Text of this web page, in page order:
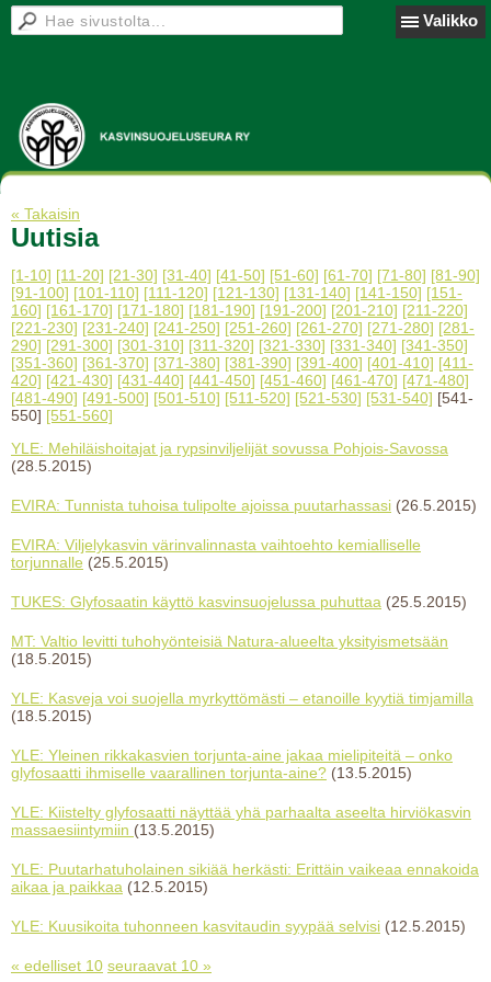
Valikko
« Takaisin
Uutisia
[1-10] [11-20] [21-30] [31-40] [41-50] [51-60] [61-70] [71-80] [81-90]
[91-100] [101-110] [111-120] [121-130] [131-140] [141-150] [151-
160] [161-170] [171-180] [181-190] [191-200] [201-210] [211-220]
[221-230] [231-240] [241-250] [251-260] [261-270] [271-280] [281-
290] [291-300] [301-310] [311-320] [321-330] [331-340] [341-350]
[351-360] [361-370] [371-380] [381-390] [391-400] [401-410] [411-
420] [421-430] [431-440] [441-450] [451-460] [461-470] [471-480]
[481-490] [491-500] [501-510] [511-520] [521-530] [531-540] [541-
550] [551-560]
YLE: Mehiläishoitajat ja rypsinviljelijät sovussa Pohjois-Savossa
(28.5.2015)
EVIRA: Tunnista tuhoisa tulipolte ajoissa puutarhassasi (26.5.2015)
EVIRA: Viljelykasvin värinvalinnasta vaihtoehto kemialliselle
torjunnalle (25.5.2015)
TUKES: Glyfosaatin käyttö kasvinsuojelussa puhuttaa (25.5.2015)
MT: Valtio levitti tuhohyönteisiä Natura-alueelta yksityismetsään
(18.5.2015)
YLE: Kasveja voi suojella myrkyttömästi – etanoille kyytiä timjamilla
(18.5.2015)
YLE: Yleinen rikkakasvien torjunta-aine jakaa mielipiteitä – onko
glyfosaatti ihmiselle vaarallinen torjunta-aine? (13.5.2015)
YLE: Kiistelty glyfosaatti näyttää yhä parhaalta aseelta hirviökasvin
massaesiintymiin (13.5.2015)
YLE: Puutarhatuholainen sikiää herkästi: Erittäin vaikeaa ennakoida
aikaa ja paikkaa (12.5.2015)
YLE: Kuusikoita tuhonneen kasvitaudin syypää selvisi (12.5.2015)
« edelliset 10 seuraavat 10 »